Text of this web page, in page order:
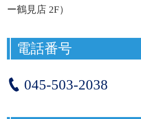
ー鶴見店 2F）
電話番号
045-503-2038